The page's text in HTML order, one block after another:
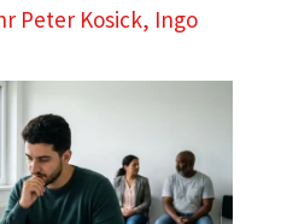
Peter Kosick, Ingo